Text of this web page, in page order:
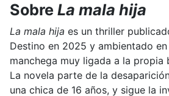
Sobre La mala hija
La mala hija es un thriller
Destino en 2025 y ambientado
manchega muy ligada a la propia
La novela parte de la
una chica de 16 años, y sigue la